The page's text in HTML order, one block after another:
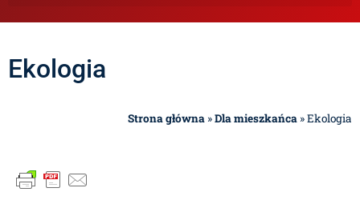
Ekologia
Strona główna »Dla mieszkańca »Ekologia